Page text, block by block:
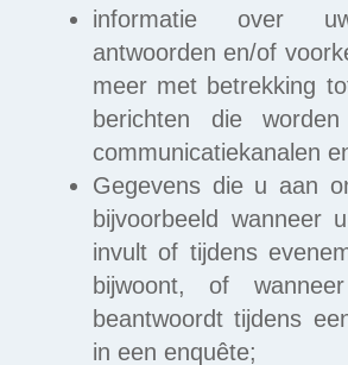
informatie over
antwoorden en/of
meer met betrekking
berichten die worden
communicatiekanalen
Gegevens die u aan
bijvoorbeeld wanneer
invult of tijdens
bijwoont, of
beantwoordt tijdens
in een enquête;